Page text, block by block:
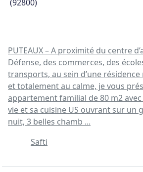
(92800)
PUTEAUX – A proximité du centre
Défense, des commerces, des
transports, au sein d’une
et totalement au calme, je vous
appartement familial de 80 m2
vie et sa cuisine US ouvrant sur un
nuit, 3 belles chamb ...
Safti